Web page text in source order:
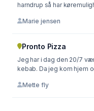
harndrup så har
Marie jensen
Pronto Pizza
Jeg har i dag den 20/7
kebab. Da jeg kom hjem
Mette fly